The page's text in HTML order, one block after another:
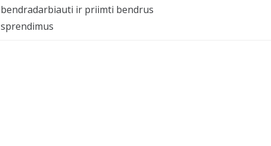
bendradarbiauti ir priimti bendrus
sprendimus